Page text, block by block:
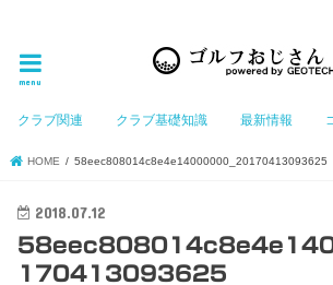
menu
クラブ関連 クラブ基礎知識 最新情報
HOME 58eec808014c8e4e14000000_20170413093625
2018.07.12
170413093625